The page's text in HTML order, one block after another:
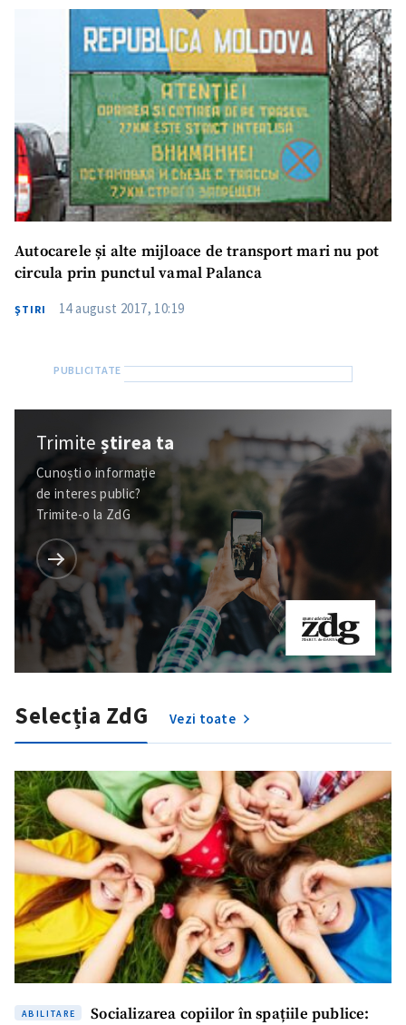
Trimite o informație
Despre ZdG
на русском
Autocarele și alte mijloace de transport mari nu pot
circula prin punctul vamal Palanca
ŞTIRI 14 august 2017, 10:19
Trimiteștirea ta
Cunoști o informație
de interes public?
Trimite-o la ZdG
Selecția ZdG Vezi toate
ABILITARE
Socializarea copiilor în spațiile publice: